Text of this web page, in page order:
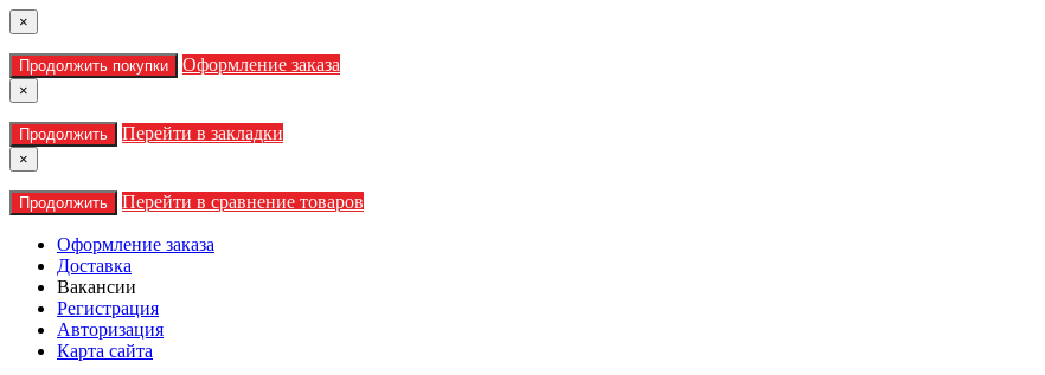
×
Продолжить покупки Оформление заказа
×
Продолжить Перейти в закладки
×
Продолжить Перейти в сравнение товаров
Оформление заказа
Доставка
Вакансии
Регистрация
Авторизация
Карта сайта